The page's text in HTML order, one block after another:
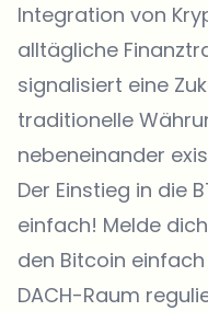
Integration von
alltägliche
signalisiert eine
traditionelle
nebeneinander
Der Einstieg in die
einfach! Melde
den Bitcoin
DACH-Raum